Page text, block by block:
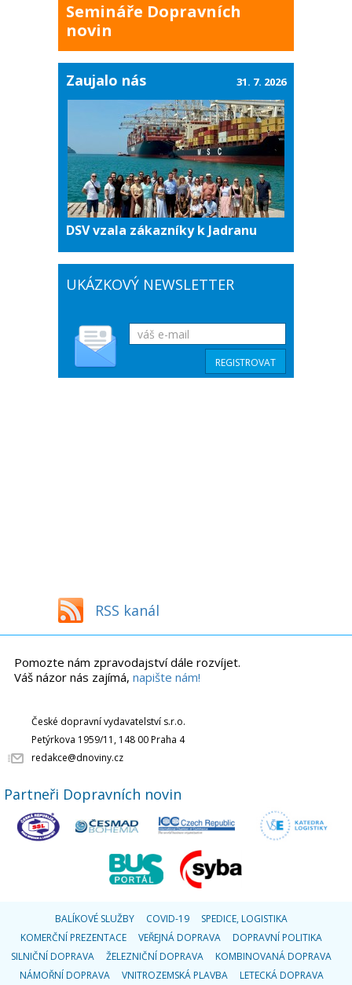
Semináře Dopravních
novin
Zaujalo nás
DSV vzala zákazníky k Jadranu
31. 7. 2026
UKÁZKOVÝ NEWSLETTER
RSS kanál
Pomozte nám zpravodajství dále rozvíjet.
Váš názor nás zajímá, napište nám!
České dopravní vydavatelství s.r.o.
Petýrkova 1959/11, 148 00 Praha 4
redakce@dnoviny.cz
Partneři Dopravních novin
BALÍKOVÉ SLUŽBY COVID-19
SPEDICE, LOGISTIKA
KOMERČNÍ PREZENTACE
VEŘEJNÁ DOPRAVA
DOPRAVNÍ POLITIKA
SILNIČNÍ DOPRAVA
ŽELEZNIČNÍ DOPRAVA
KOMBINOVANÁ DOPRAVA
NÁMOŘNÍ DOPRAVA
VNITROZEMSKÁ PLAVBA LETECKÁ DOPRAVA